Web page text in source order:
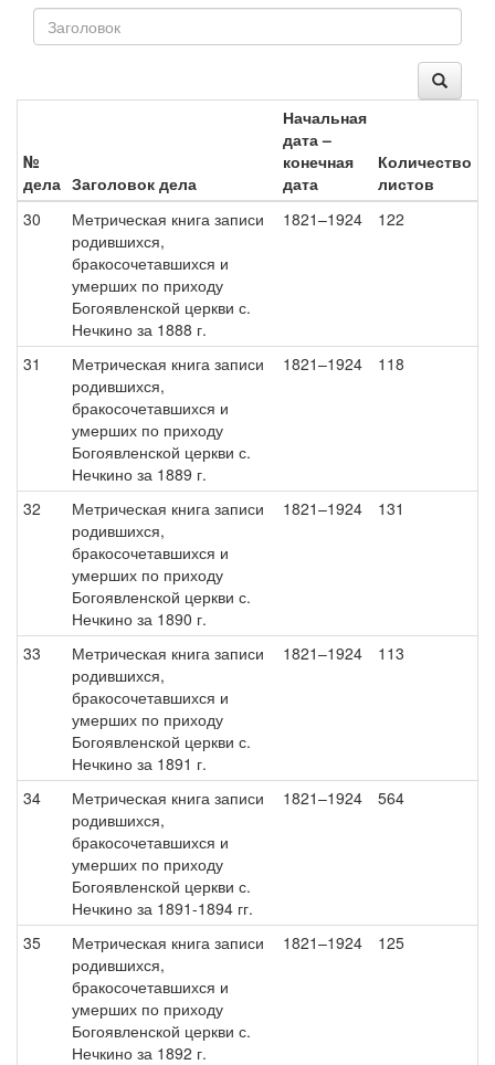
№
дела Заголовок дела
Начальная
дата –
конечная
дата
Количество
листов
30
Метрическая книга записи
родившихся,
бракосочетавшихся и
умерших по приходу
Богоявленской церкви с.
Нечкино за 1888 г.
1821–1924 122
31
Метрическая книга записи
родившихся,
бракосочетавшихся и
умерших по приходу
Богоявленской церкви с.
Нечкино за 1889 г.
1821–1924 118
32
Метрическая книга записи
родившихся,
бракосочетавшихся и
умерших по приходу
Богоявленской церкви с.
Нечкино за 1890 г.
1821–1924 131
33
Метрическая книга записи
родившихся,
бракосочетавшихся и
умерших по приходу
Богоявленской церкви с.
Нечкино за 1891 г.
1821–1924 113
34
Метрическая книга записи
родившихся,
бракосочетавшихся и
умерших по приходу
Богоявленской церкви с.
Нечкино за 1891-1894 гг.
1821–1924 564
35
Метрическая книга записи
родившихся,
бракосочетавшихся и
умерших по приходу
Богоявленской церкви с.
Нечкино за 1892 г.
1821–1924 125